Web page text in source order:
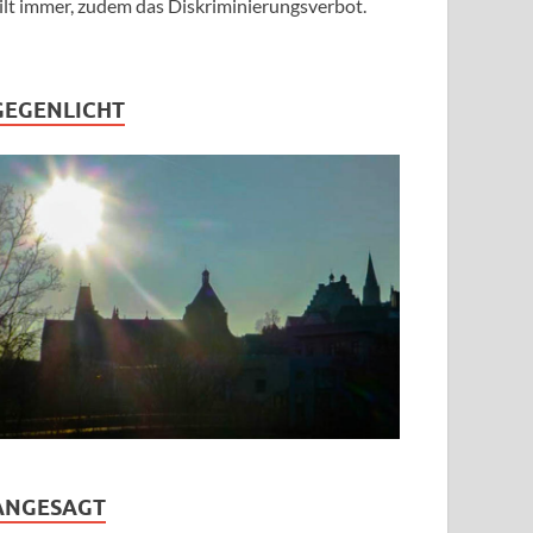
immer, zudem das Diskriminierungsverbot.